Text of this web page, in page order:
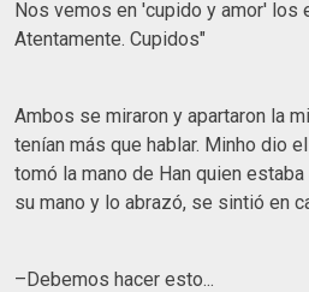
Nos vemos en 'cupido y amor' los
Atentamente. Cupidos"
Ambos se miraron y apartaron la
tenían más que hablar. Minho dio
tomó la mano de Han quien
su mano y lo abrazó, se sintió en
–Debemos hacer esto...